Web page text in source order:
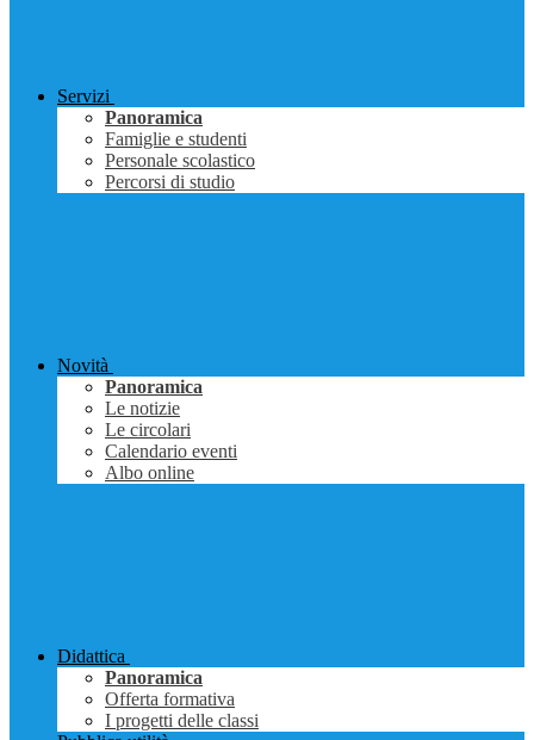
Servizi
Panoramica
Famiglie e studenti
Personale scolastico
Percorsi di studio
Novità
Panoramica
Le notizie
Le circolari
Calendario eventi
Albo online
Didattica
Panoramica
Offerta formativa
I progetti delle classi